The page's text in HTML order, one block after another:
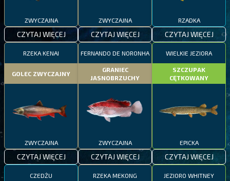
ZWYCZAJNA
CZYTAJ WIĘCEJ
ZWYCZAJNA
CZYTAJ WIĘCEJ
RZADKA
CZYTAJ WIĘCEJ
RZEKA KENAI
GOLEC ZWYCZAJNY
ZWYCZAJNA
CZYTAJ WIĘCEJ
FERNANDO DE NORONHA
GRANIEC
JASNOBRZUCHY
ZWYCZAJNA
CZYTAJ WIĘCEJ
WIELKIE JEZIORA
SZCZUPAK
CĘTKOWANY
EPICKA
CZYTAJ WIĘCEJ
CZEDŻU RZEKA MEKONG JEZIORO WHITNEY